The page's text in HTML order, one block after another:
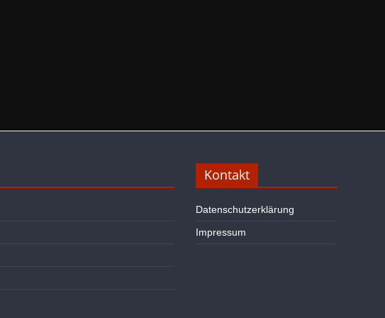
Kontakt
Datenschutzerklärung
Impressum